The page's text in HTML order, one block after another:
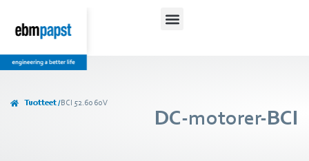
Tuotteet /BCI 52.60 60 V
DC-motorer-BCI